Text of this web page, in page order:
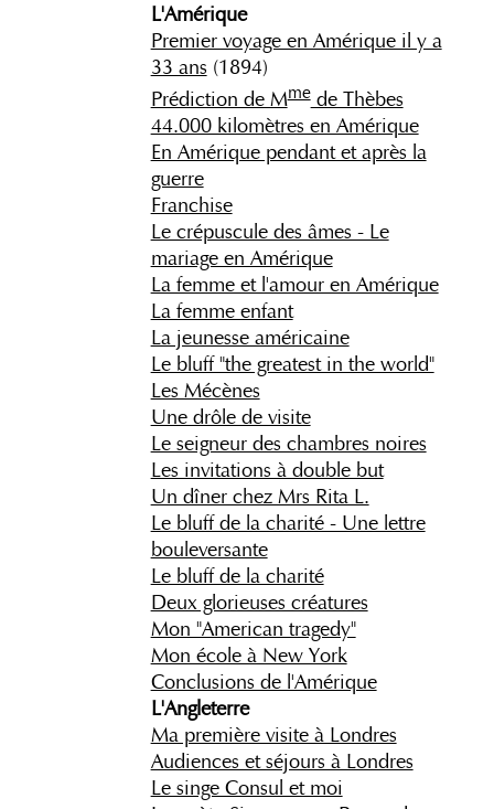
L'Amérique
Premier voyage en Amérique il y a
33 ans (1894)
Prédiction de Mmede Thèbes
44.000 kilomètres en Amérique
En Amérique pendant et après la
guerre
Franchise
Le crépuscule des âmes - Le
mariage en Amérique
La femme et l'amour en Amérique
La femme enfant
La jeunesse américaine
Le bluff "the greatest in the world"
Les Mécènes
Une drôle de visite
Le seigneur des chambres noires
Les invitations à double but
Un dîner chez Mrs Rita L.
Le bluff de la charité - Une lettre
bouleversante
Le bluff de la charité
Deux glorieuses créatures
Mon "American tragedy"
Mon école à New York
Conclusions de l'Amérique
L'Angleterre
Ma première visite à Londres
Audiences et séjours à Londres
Le singe Consul et moi